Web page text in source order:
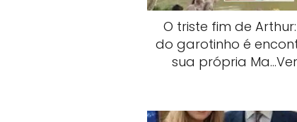
O triste fim de
do garotinho é
sua própria